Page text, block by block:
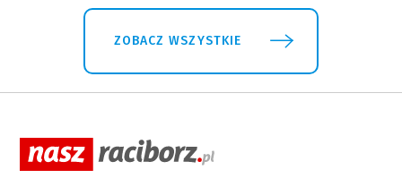
ZOBACZ WSZYSTKIE